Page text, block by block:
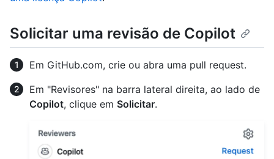
Solicitar uma revisão de Copilot
Em GitHub.com, crie ou abra uma pull request.
Em "Revisores" na barra lateral direita, ao lado de
Copilot, clique em Solicitar.